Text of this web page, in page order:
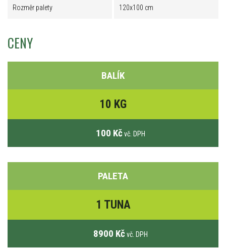
Rozměr palety 120x100 cm
CENY
BALÍK
10 KG
100 Kč vč. DPH
PALETA
1 TUNA
8900 Kč vč. DPH